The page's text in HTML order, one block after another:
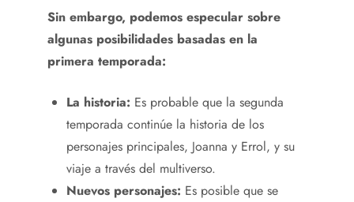
Sin embargo, podemos especular sobre
algunas posibilidades basadas en la
primera temporada:
La historia: Es probable que la segunda
temporada continúe la historia de los
personajes principales, Joanna y Errol, y su
viaje a través del multiverso.
Nuevos personajes: Es posible que se